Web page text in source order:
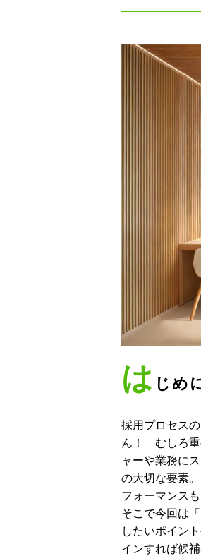
は じめ
採用プロセス
ん！ むしろ重
ャーや業務に
の大切な要素
フォーマンス
そこで今回は
したいポイン
インすれば候